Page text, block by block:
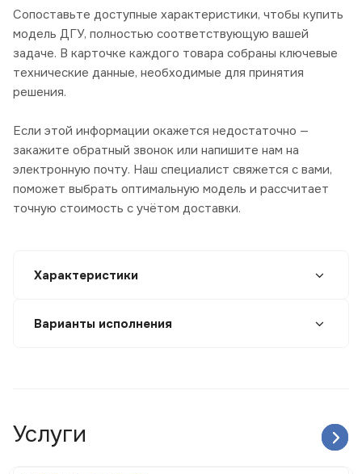
Сопоставьте доступные характеристики, чтобы купить
модель ДГУ, полностью соответствующую вашей
задаче. В карточке каждого товара собраны ключевые
технические данные, необходимые для принятия
решения.
Если этой информации окажется недостаточно —
закажите обратный звонок или напишите нам на
электронную почту. Наш специалист свяжется с вами,
поможет выбрать оптимальную модель и рассчитает
точную стоимость с учётом доставки.
Характеристики
Варианты исполнения
Услуги